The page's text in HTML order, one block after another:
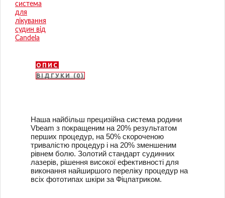
ОПИС
ВІДГУКИ (0)
Наша найбільш прецизійна система родини
Vbeam з покращеним на 20% результатом
перших процедур, на 50% скороченою
тривалістю процедур і на 20% зменшеним
рівнем болю. Золотий стандарт судинних
лазерів, рішення високої ефективності для
виконання найширшого переліку процедур на
всіх фототипах шкіри за Фіцпатриком.